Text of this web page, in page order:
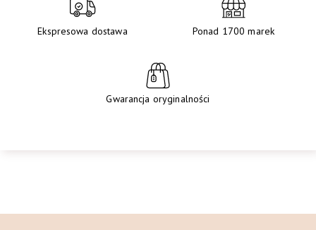
Ekspresowa dostawa Ponad 1700 marek
Gwarancja oryginalności